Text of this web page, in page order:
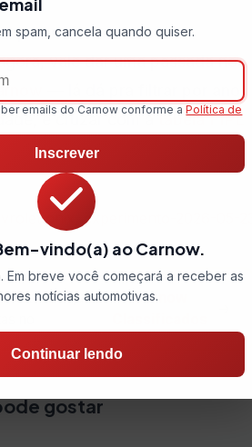
ofertas reais do
vale dar uma passada nos
e cruzar com atabela FIPE
onix experimento-2026-05-
veículo? Veja as
Carnow
gostar
spam, cancela quando quiser.
emails do Carnow conforme aPolítica de
Inscrever
vindo(a) ao Carnow.
Em breve você começará a receber as
notícias automotivas.
Continuar lendo